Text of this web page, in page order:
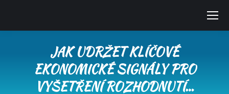
JAK UDRŽET KLÍČOVÉ
EKONOMICKÉ SIGNÁLY PRO
VYŠETŘENÍ ROZHODNUTÍ…